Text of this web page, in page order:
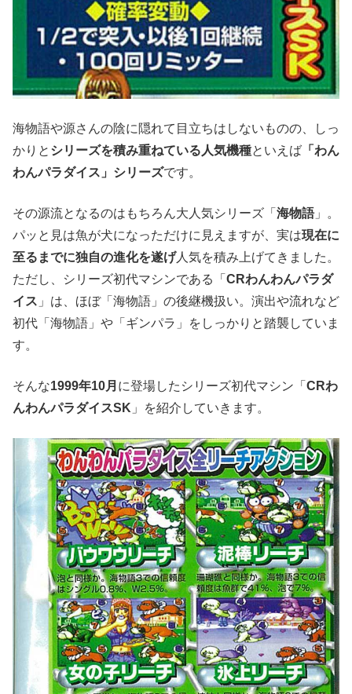
海物語や源さんの陰に隠れて目立ちはしないものの、しっ
かりと シリーズを積み重ねている人気機種といえば 「わん
わんパラダイス」シリーズです。
その源流となるのはもちろん大人気シリーズ「 海物語」。
パッと見は魚が犬になっただけに見えますが、実は現在に
至るまでに独自の進化を遂げ人気を積み上げてきました。
ただし、シリーズ初代マシンである「 CRわんわんパラダ
イス 」は、ほぼ「海物語」の後継機扱い。演出や流れなど
初代「海物語」や「ギンパラ」をしっかりと踏襲していま
す。
そんな1999年10月 に登場したシリーズ初代マシン「 CRわ
んわんパラダイスSK 」を紹介していきます。